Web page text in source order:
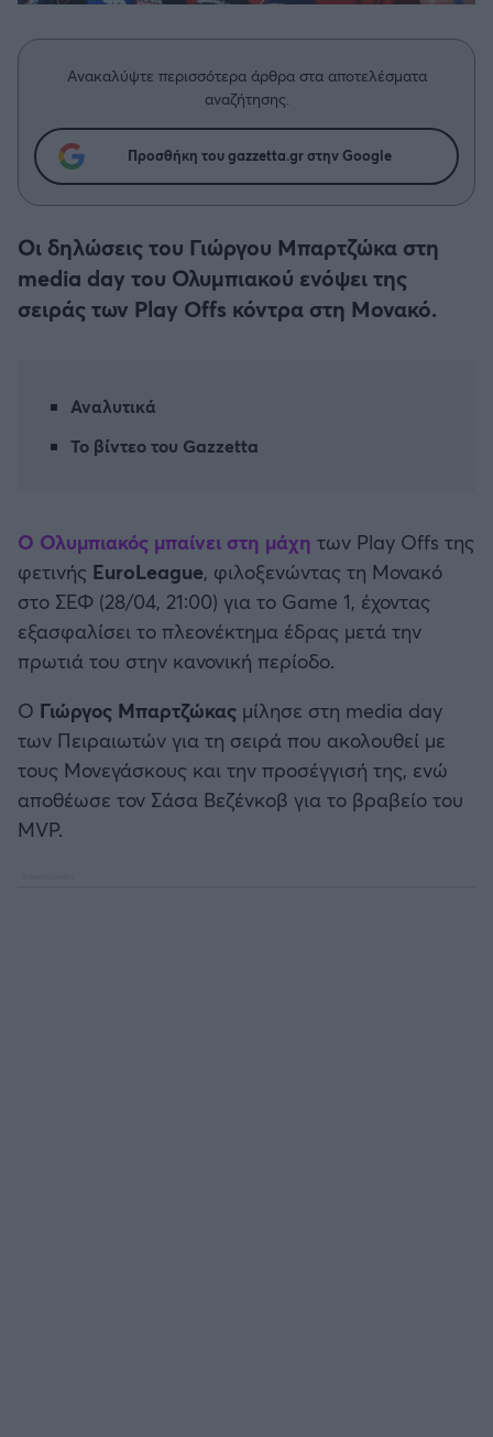
Δημήτρης Τσορμπατζόγλου
Λεβαδειακός
ΟΦΗ
Βόλος
Ατρόμητος Αθηνών
Παναιτωλικός
Ηρακλής
Μπαρτσελόνα
Ατλέτικο Μαδρίτης
Μάντσεστερ Γιουνάιτεντ
Μεγάλη μου Αγάπη
Μια Ιστορία από την Πόλη
Ανακαλύψτε περισσότερα άρθρα στα αποτελέσματα
αναζήτησης.
Προσθήκη του gazzetta.gr στην Google
Οι δηλώσεις του Γιώργου Μπαρτζώκα στη
media day του Ολυμπιακού ενόψει της
σειράς των Play Offs κόντρα στη Μονακό.
Αναλυτικά
Το βίντεο του Gazzetta
Ο Ολυμπιακός μπαίνει στη μάχη των Play Offs της
φετινής EuroLeague, φιλοξενώντας τη Μονακό
στο ΣΕΦ (28/04, 21:00) για το Game 1, έχοντας
εξασφαλίσει το πλεονέκτημα έδρας μετά την
πρωτιά του στην κανονική περίοδο.
Ο Γιώργος Μπαρτζώκας μίλησε στη media day
των Πειραιωτών για τη σειρά που ακολουθεί με
τους Μονεγάσκους και την προσέγγισή της, ενώ
αποθέωσε τον Σάσα Βεζένκοβ για το βραβείο του
MVP.